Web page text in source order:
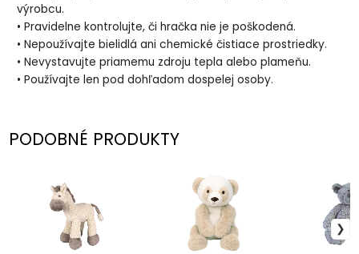
výrobcu.
• Pravidelne kontrolujte, či hračka nie je poškodená.
• Nepoužívajte bielidlá ani chemické čistiace prostriedky.
• Nevystavujte priamemu zdroju tepla alebo plameňu.
• Používajte len pod dohľadom dospelej osoby.
PODOBNÉ PRODUKTY